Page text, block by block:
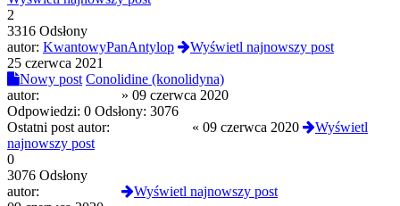
2
3316 Odsłony
autor: KwantowyPanAntylop
Wyświetl najnowszy post
25 czerwca 2021
Nowy post Conolidine (konolidyna)
autor:
» 09 czerwca 2020
Odpowiedzi: 0 Odsłony: 3076
Ostatni post autor:
« 09 czerwca 2020
Wyświetl
najnowszy post
0
3076 Odsłony
autor:
Wyświetl najnowszy post